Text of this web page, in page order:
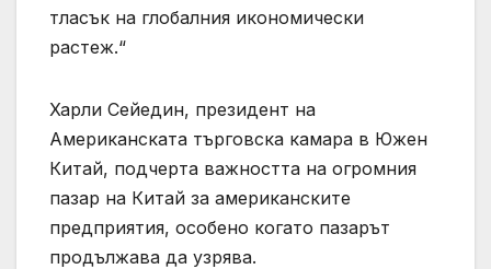
тласък на глобалния икономически
растеж.“
Харли Сейедин, президент на
Американската търговска камара в Южен
Китай, подчерта важността на огромния
пазар на Китай за американските
предприятия, особено когато пазарът
продължава да узрява.